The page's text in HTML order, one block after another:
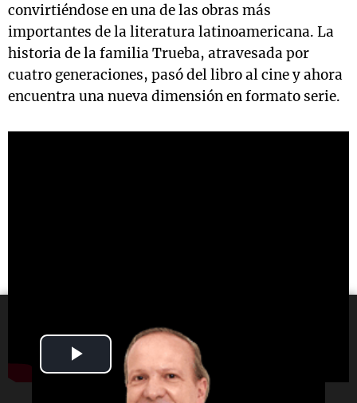
Play
Video
convirtiéndose en una de las obras más
importantes de la literatura latinoamericana. La
historia de la familia Trueba, atravesada por
cuatro generaciones, pasó del libro al cine y ahora
encuentra una nueva dimensión en formato serie.